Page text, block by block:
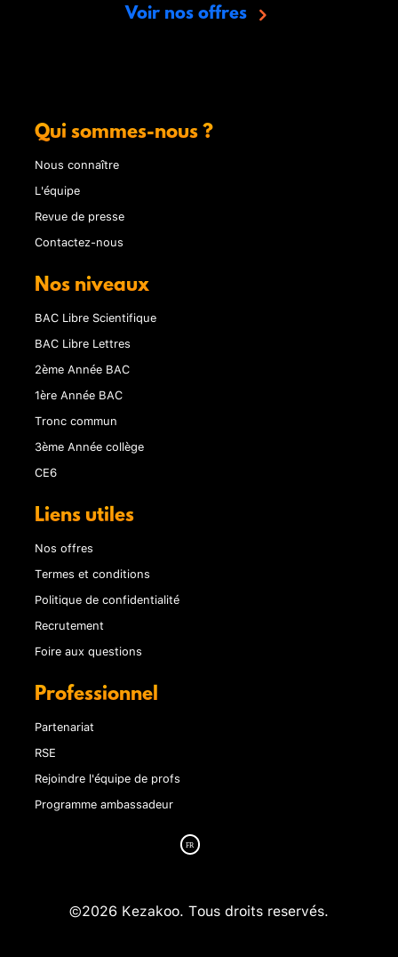
Voir nos offres
Qui sommes-nous ?
Nous connaître
L'équipe
Revue de presse
Contactez-nous
Nos niveaux
BAC Libre Scientifique
BAC Libre Lettres
2ème Année BAC
1ère Année BAC
Tronc commun
3ème Année collège
CE6
Liens utiles
Nos offres
Termes et conditions
Politique de confidentialité
Recrutement
Foire aux questions
Professionnel
Partenariat
RSE
Rejoindre l'équipe de profs
Programme ambassadeur
©2026 Kezakoo. Tous droits reservés.